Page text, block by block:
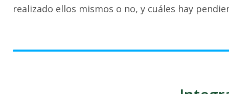
realizado ellos mismos o no, y cuáles hay